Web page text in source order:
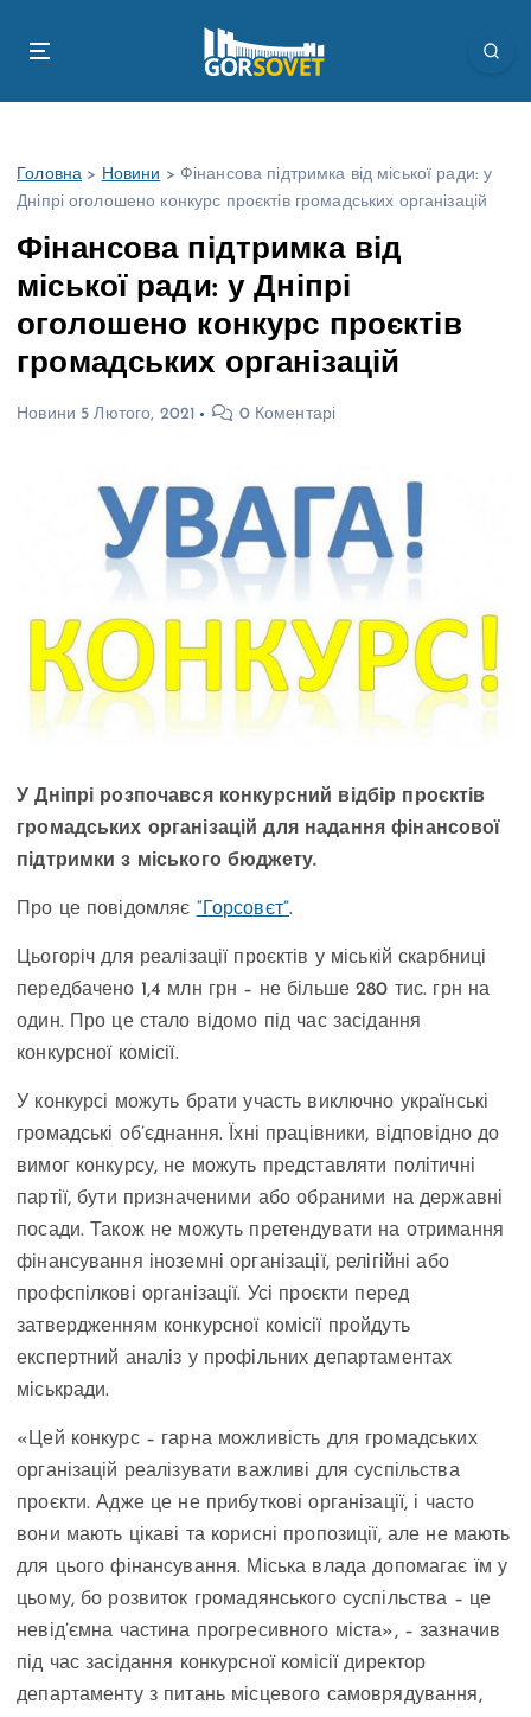
Головна > Новини > Фінансова підтримка від міської ради: у
Дніпрі оголошено конкурс проєктів громадських організацій
Фінансова підтримка від
міської ради: у Дніпрі
оголошено конкурс проєктів
громадських організацій
Новини 5 Лютого, 2021 0 Коментарі
У Дніпрі розпочався конкурсний відбір проєктів
громадських організацій для надання фінансової
підтримки з міського бюджету.
Про це повідомляє “Горсовєт”.
Цьогоріч для реалізації проєктів у міській скарбниці
передбачено 1,4 млн грн – не більше 280 тис. грн на
один. Про це стало відомо під час засідання
конкурсної комісії.
У конкурсі можуть брати участь виключно українські
громадські об’єднання. Їхні працівники, відповідно до
вимог конкурсу, не можуть представляти політичні
партії, бути призначеними або обраними на державні
посади. Також не можуть претендувати на отримання
фінансування іноземні організації, релігійні або
профспілкові організації. Усі проєкти перед
затвердженням конкурсної комісії пройдуть
експертний аналіз у профільних департаментах
міськради.
«Цей конкурс – гарна можливість для громадських
організацій реалізувати важливі для суспільства
проєкти. Адже це не прибуткові організації, і часто
вони мають цікаві та корисні пропозиції, але не мають
для цього фінансування. Міська влада допомагає їм у
цьому, бо розвиток громадянського суспільства – це
невід’ємна частина прогресивного міста», – зазначив
під час засідання конкурсної комісії директор
департаменту з питань місцевого самоврядування,